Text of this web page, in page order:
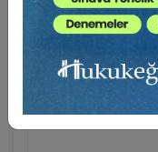
Usul,